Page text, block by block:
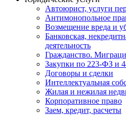
Автоюрист, услуги
Антимонопольное
Возмещение вреда и
Банковская,
деятельность
Гражданство.
Закупки по 223-ФЗ и
Договоры и сделки
Интеллектуальная
Жилая и нежилая
Корпоративное право
Заем, кредит, расчеты